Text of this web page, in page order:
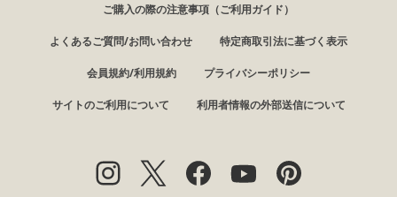
ご購入の際の注意事項（ご利用ガイド）
よくあるご質問/お問い合わせ 特定商取引法に基づく表示
会員規約/利用規約 プライバシーポリシー
サイトのご利用について 利用者情報の外部送信について